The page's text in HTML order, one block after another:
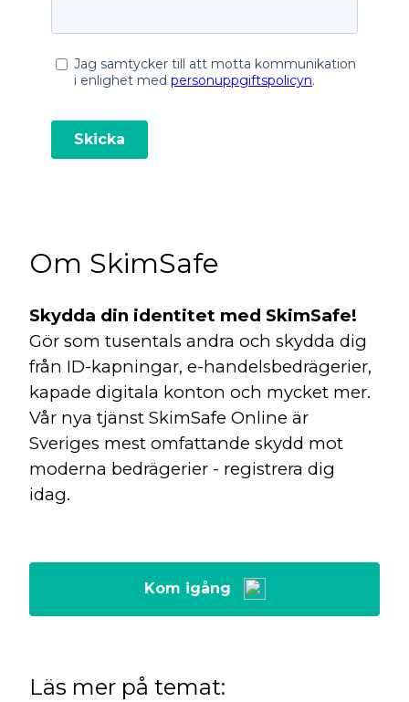
Om SkimSafe
Skydda din identitet med SkimSafe!
Gör som tusentals andra och skydda dig
från ID-kapningar, e-handelsbedrägerier,
kapade digitala konton och mycket mer.
Vår nya tjänst SkimSafe Online är
Sveriges mest omfattande skydd mot
moderna bedrägerier - registrera dig
idag.
Kom igång
Läs mer på temat: